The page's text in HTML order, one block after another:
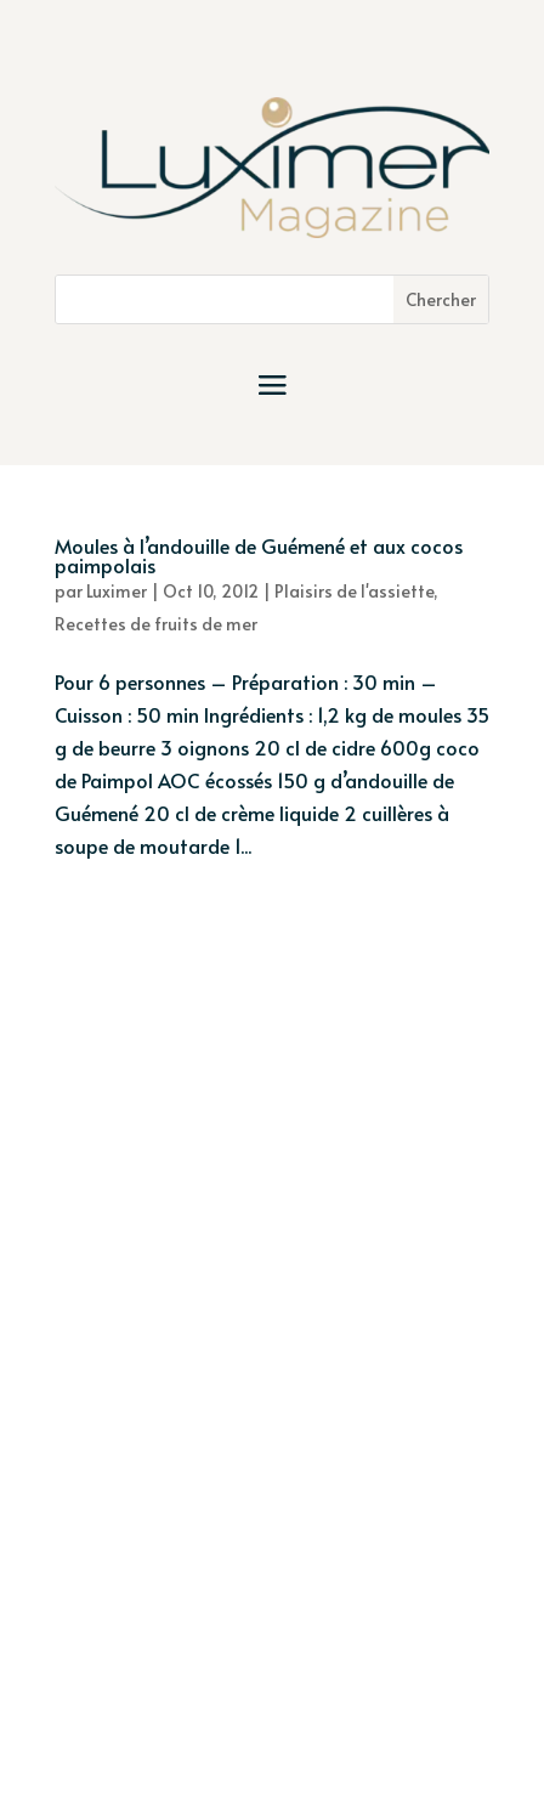
Moules à l’andouille de Guémené et aux cocos
paimpolais
par Luximer| Oct 10, 2012 | Plaisirs de l'assiette,
Recettes de fruits de mer
Pour 6 personnes – Préparation : 30 min –
Cuisson : 50 min Ingrédients : 1,2 kg de moules 35
g de beurre 3 oignons 20 cl de cidre 600g coco
de Paimpol AOC écossés 150 g d’andouille de
Guémené 20 cl de crème liquide 2 cuillères à
soupe de moutarde 1...